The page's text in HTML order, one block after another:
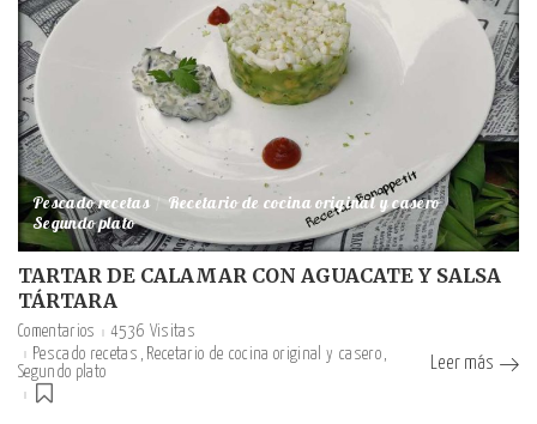
Pescado recetas Recetario de cocina original y casero
Segundo plato
TARTAR DE CALAMAR CON AGUACATE Y SALSA
TÁRTARA
Comentarios
4536 Visitas
Pescado recetas
Recetario de cocina original y casero
Segundo plato
Leer más